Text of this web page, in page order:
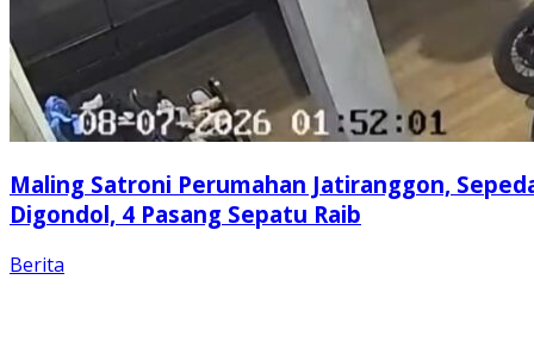
Maling Satroni Perumahan Jatiranggon,
Digondol, 4 Pasang Sepatu Raib
Berita